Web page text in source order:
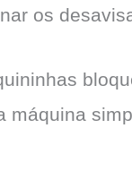
os
máquina